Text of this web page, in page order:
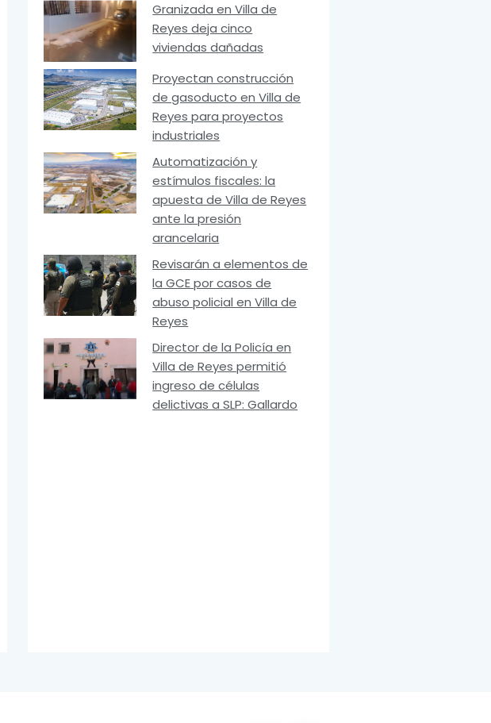
Granizada en Villa de
Reyes deja cinco
viviendas dañadas
Proyectan construcción
de gasoducto en Villa de
Reyes para proyectos
industriales
Automatización y
estímulos fiscales: la
apuesta de Villa de Reyes
ante la presión
arancelaria
Revisarán a elementos de
la GCE por casos de
abuso policial en Villa de
Reyes
Director de la Policía en
Villa de Reyes permitió
ingreso de células
delictivas a SLP: Gallardo